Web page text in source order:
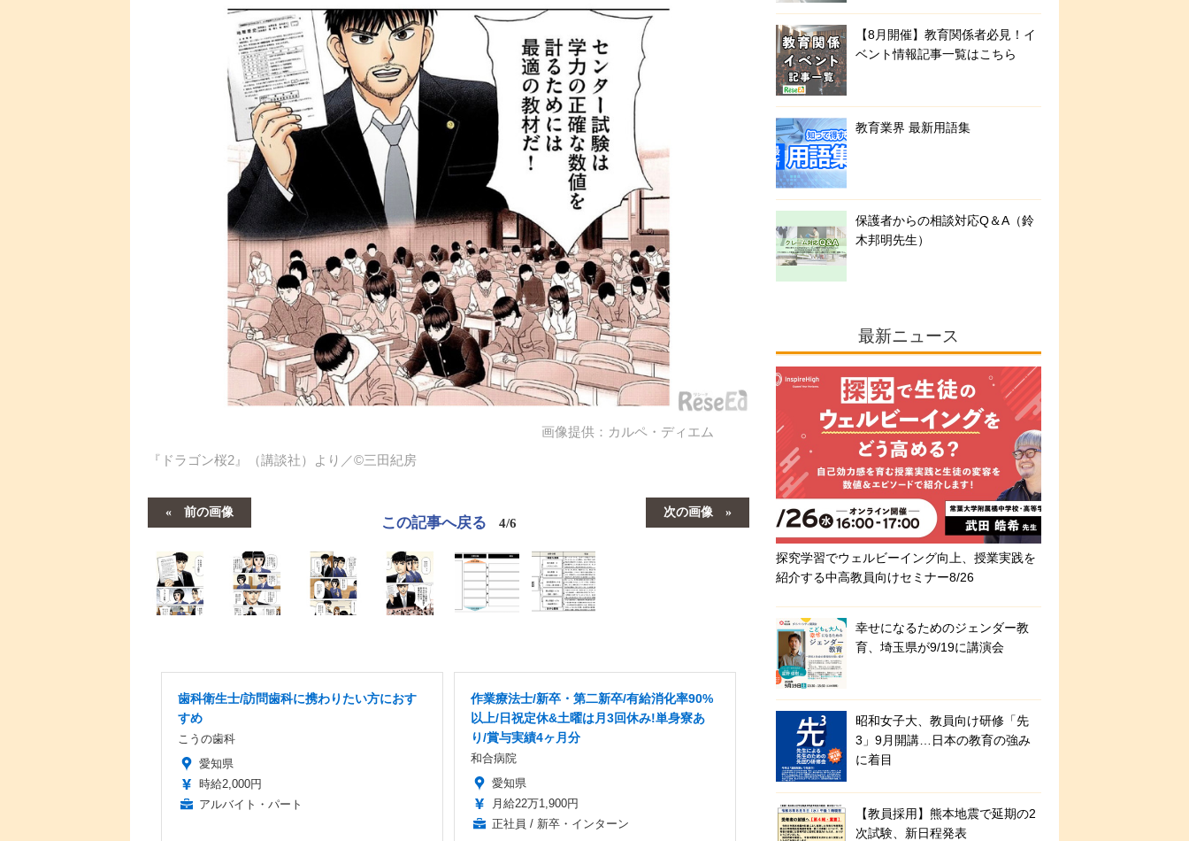
画像提供：カルペ・ディエム
『ドラゴン桜2』（講談社）より／©︎三田紀房
前の画像 次の画像
この記事へ戻る 4/6
歯科衛生士/訪問歯科に携わりたい方におす
すめ
こうの歯科
愛知県
時給2,000円
アルバイト・パート
作業療法士/新卒・第二新卒/有給消化率90%
以上/日祝定休&土曜は月3回休み!単身寮あ
り/賞与実績4ヶ月分
和合病院
愛知県
月給22万1,900円
正社員 / 新卒・インターン
【8月開催】教育関係者必見！イ
ベント情報記事一覧はこちら
教育業界 最新用語集
保護者からの相談対応Q＆A（鈴
木邦明先生）
最新ニュース
探究学習でウェルビーイング向上、授業実践を
紹介する中高教員向けセミナー8/26
幸せになるためのジェンダー教
育、埼玉県が9/19に講演会
昭和女子大、教員向け研修「先
3」9月開講…日本の教育の強み
に着目
【教員採用】熊本地震で延期の2
次試験、新日程発表